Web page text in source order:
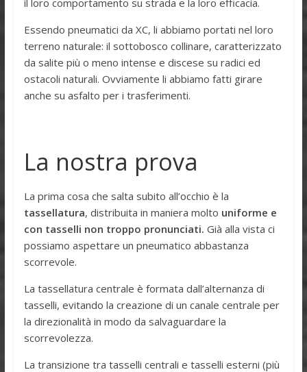
Essendo pneumatici da XC, li abbiamo portati nel loro
terreno naturale: il sottobosco collinare, caratterizzato
da salite più o meno intense e discese su radici ed
ostacoli naturali. Ovviamente li abbiamo fatti girare
anche su asfalto per i trasferimenti.
La nostra prova
La prima cosa che salta subito all’occhio è la
tassellatura, distribuita in maniera molto uniforme e
con tasselli non troppo pronunciati. Già alla vista ci
possiamo aspettare un pneumatico abbastanza
scorrevole.
La tassellatura centrale è formata dall’alternanza di
tasselli, evitando la creazione di un canale centrale per
la direzionalità in modo da salvaguardare la
scorrevolezza.
La transizione tra tasselli centrali e tasselli esterni (più